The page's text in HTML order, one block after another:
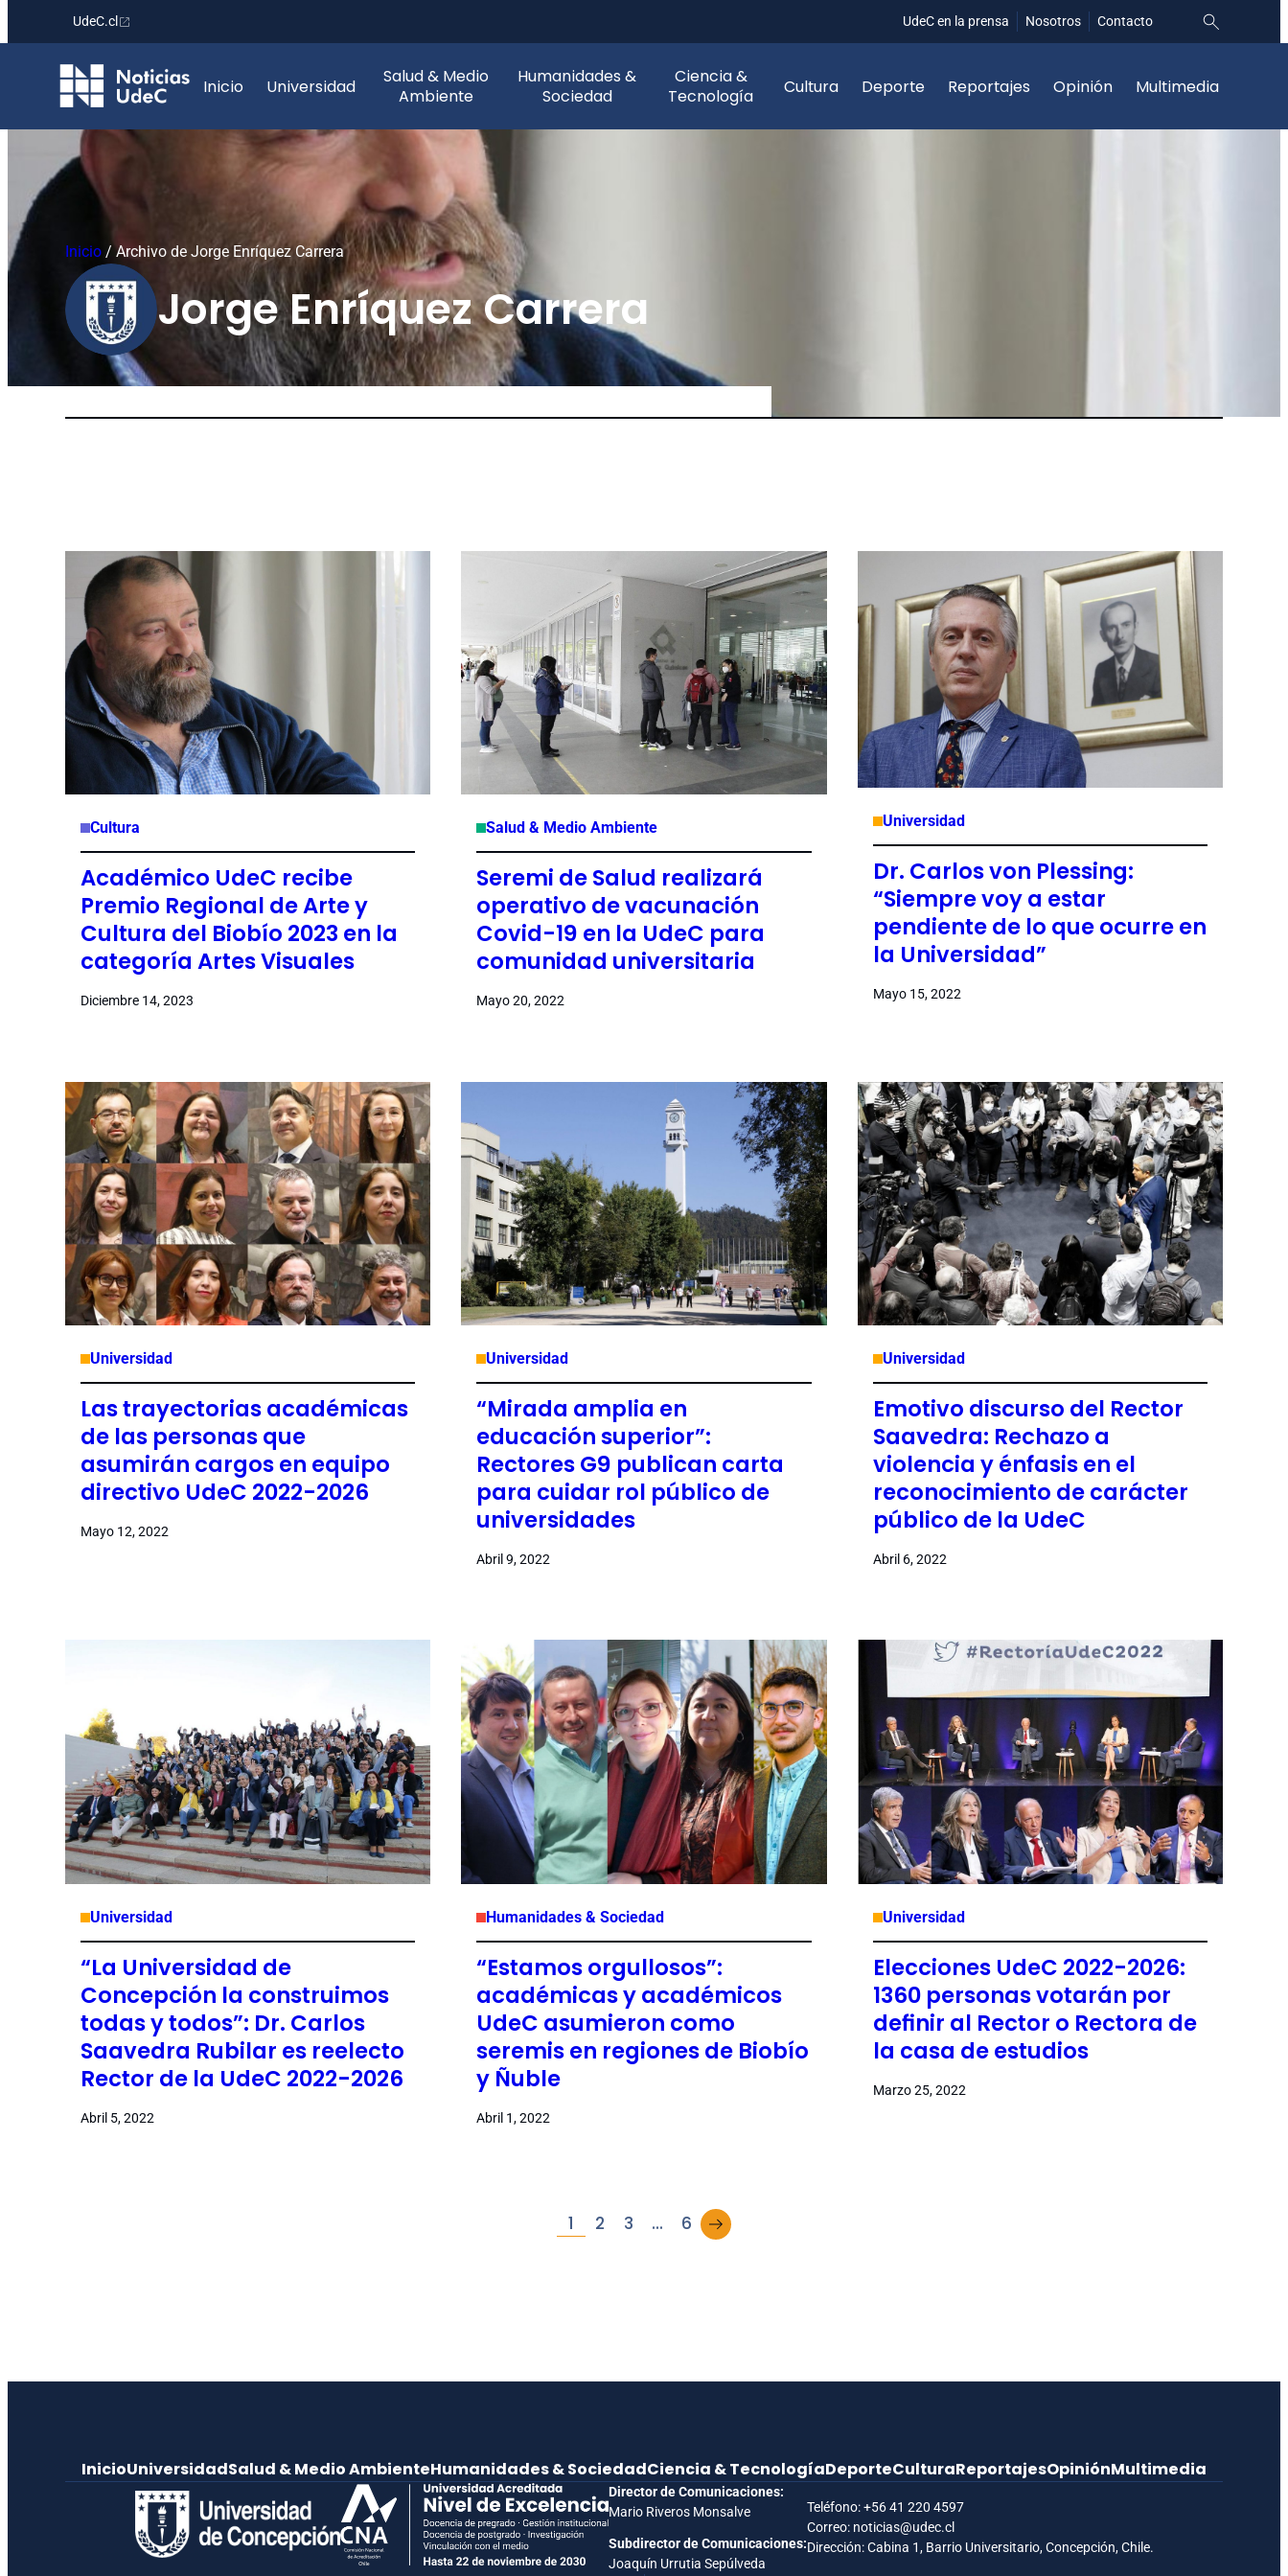
contenido
UdeC.cl UdeC en la prensa Nosotros Contacto
Inicio Universidad
Salud & Medio
Ambiente
Humanidades &
Sociedad
Ciencia &
Tecnología
Cultura Deporte Reportajes Opinión Multimedia
Inicio /Archivo de Jorge Enríquez Carrera
Jorge Enríquez Carrera
Cultura
Académico UdeC recibe
Premio Regional de Arte y
Cultura del Biobío 2023 en la
categoría Artes Visuales
Diciembre 14, 2023
Salud & Medio Ambiente
Seremi de Salud realizará
operativo de vacunación
Covid-19 en la UdeC para
comunidad universitaria
Mayo 20, 2022
Universidad
Dr. Carlos von Plessing:
“Siempre voy a estar
pendiente de lo que ocurre en
la Universidad”
Mayo 15, 2022
Universidad
Las trayectorias académicas
de las personas que
asumirán cargos en equipo
directivo UdeC 2022-2026
Mayo 12, 2022
Universidad
“Mirada amplia en
educación superior”:
Rectores G9 publican carta
para cuidar rol público de
universidades
Abril 9, 2022
Universidad
Emotivo discurso del Rector
Saavedra: Rechazo a
violencia y énfasis en el
reconocimiento de carácter
público de la UdeC
Abril 6, 2022
Universidad
“La Universidad de
Concepción la construimos
todas y todos”: Dr. Carlos
Saavedra Rubilar es reelecto
Rector de la UdeC 2022-2026
Abril 5, 2022
Humanidades & Sociedad
“Estamos orgullosos”:
académicas y académicos
UdeC asumieron como
seremis en regiones de Biobío
y Ñuble
Abril 1, 2022
Universidad
Elecciones UdeC 2022-2026:
1360 personas votarán por
definir al Rector o Rectora de
la casa de estudios
Marzo 25, 2022
1 2 3 … 6 →
InicioUniversidadSalud & Medio AmbienteHumanidades & SociedadCiencia & TecnologíaDeporteCulturaReportajesOpiniónMultimedia
Director de Comunicaciones:
Mario Riveros Monsalve
Subdirector de Comunicaciones:
Joaquín Urrutia Sepúlveda
Teléfono:+56 41 220 4597
Correo: noticias@udec.cl
Dirección: Cabina 1, Barrio Universitario, Concepción, Chile.